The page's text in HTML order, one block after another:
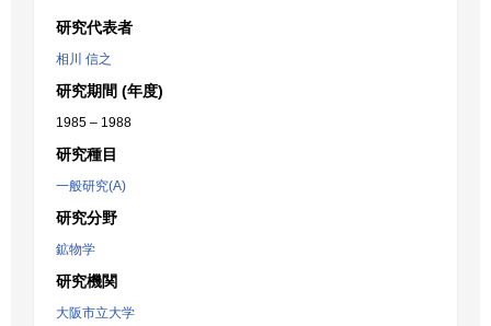
研究代表者
相川 信之
研究期間 (年度)
1985 – 1988
研究種目
一般研究(A)
研究分野
鉱物学
研究機関
大阪市立大学